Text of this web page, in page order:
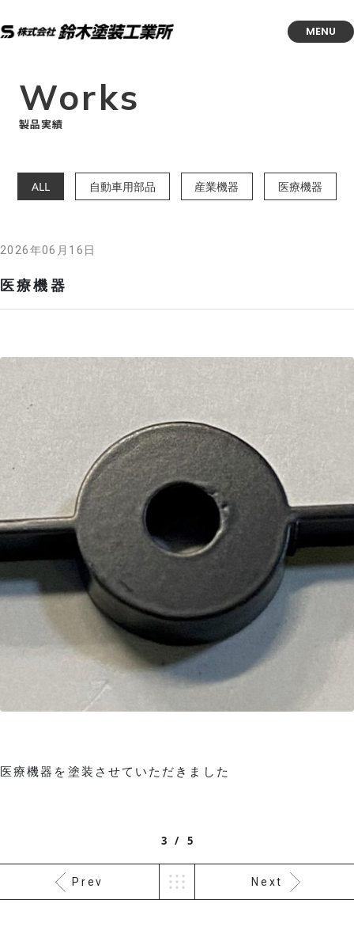
MENU
Works
製品実績
ALL 自動車用部品 産業機器 医療機器
2026年06月16日
医療機器
医療機器を塗装させていただきました
3 / 5
Prev Next